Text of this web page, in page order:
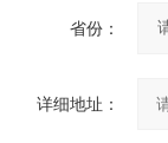
省份：
详细地址：